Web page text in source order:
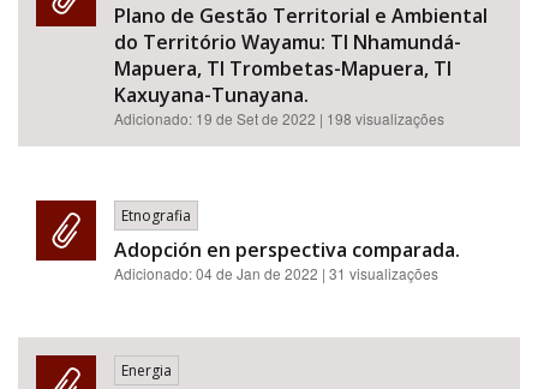
Plano de Gestão Territorial e Ambiental
do Território Wayamu: TI Nhamundá-
Mapuera, TI Trombetas-Mapuera, TI
Kaxuyana-Tunayana.
Adicionado: 19 de Set de 2022 | 198 visualizações
Etnografia
Adopción en perspectiva comparada.
Adicionado:04 de Jan de 2022 | 31 visualizações
Energia